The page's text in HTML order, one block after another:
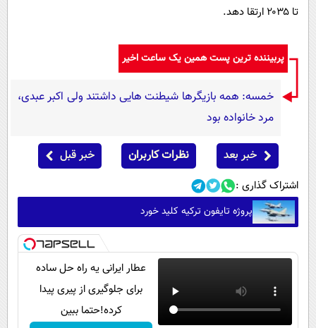
تا ۲۰۳۵ ارتقا دهد.
پربیننده ترین پست همین یک ساعت اخیر
خمسه: همه بازیگرها شیطنت هایی داشتند ولی اکبر عبدی،
مرد خانواده بود
خبر بعد نظرات کاربران خبر قبل
اشتراک گذاری :
پروژه تایفون ترکیه کلید خورد
عطار ایرانی یه راه حل ساده
برای جلوگیری از پیری پیدا
کرده!حتما ببین